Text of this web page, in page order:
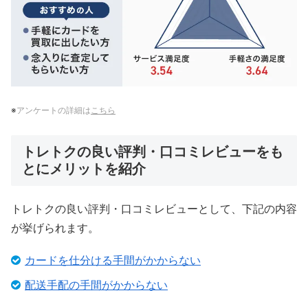
※アンケートの詳細はこちら
トレトクの良い評判・口コミレビューをも
とにメリットを紹介
トレトクの良い評判・口コミレビューとして、下記の内容
が挙げられます。
カードを仕分ける手間がかからない
配送手配の手間がかからない